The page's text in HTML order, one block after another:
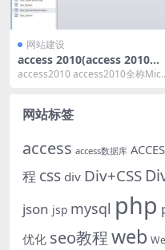
网站建设
access 2010(access 2010是
一个什么系统)
access2010 access2010全称Micr
网站标签
access access数据库
程 css div Div+CSS
json jsp mysql php
优化 seo教程web